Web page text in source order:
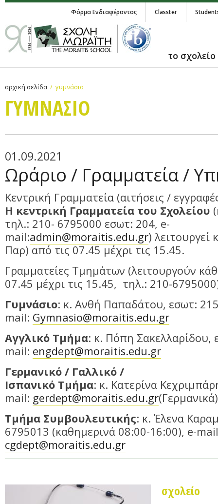
Φόρμα Ενδιαφέροντος Classter
το σχολείο
αρχική σελίδα γυμνάσιο
ΓΥΜΝAΣΙΟ
01.09.2021
Ωράριο / Γραμματεία /
Κεντρική Γραμματεία (αιτήσεις /
Η κεντρική Γραμματεία του Σχολείου
τηλ.: 210- 6795000 εσωτ: 204, e-
mail:admin@moraitis.edu.gr) λειτουργεί
Παρ) από τις 07.45 μέχρι τις 15.45.
Γραμματείες Τμημάτων (λειτουργούν
07.45 μέχρι τις 15.45, τηλ.: 210-
Γυμνάσιο: κ. Ανθή Παπαδάτου, εσωτ:
mail: Gymnasio@moraitis.edu.gr
Αγγλικό Τμήμα: κ. Πόπη Σακελλαρίδου,
mail: engdept@moraitis.edu.gr
Γερμανικό / Γαλλικό /
Ισπανικό Τμήμα: κ. Κατερίνα
mail: gerdept@moraitis.edu.gr
Τμήμα Συμβουλευτικής: κ. Έλενα
6795013 (καθημερινά 08:00-16:00), e-
cgdept@moraitis.edu.gr
σχολείο